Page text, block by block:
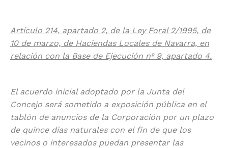
Artículo 214, apartado 2, de la Ley Foral 2/1995, de
10 de marzo, de Haciendas Locales de Navarra, en
relación con la Base de Ejecución nº 9, apartado 4.
El acuerdo inicial adoptado por la Junta del
Concejo será sometido a exposición pública en el
tablón de anuncios de la Corporación por un plazo
de quince días naturales con el fin de que los
vecinos o interesados puedan presentar las